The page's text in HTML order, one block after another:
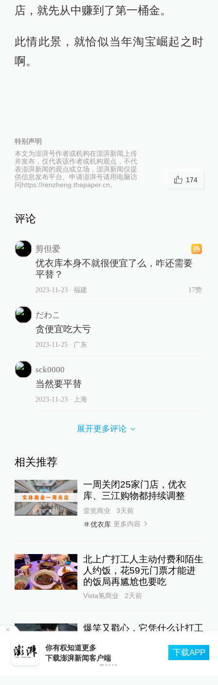
店，就先从中赚到了第一桶金。
此情此景，就恰似当年淘宝崛起之时
啊。
特别声明
本文为澎湃号作者或机构在澎湃新闻上传
并发布，仅代表该作者或机构观点，不代
表澎湃新闻的观点或立场，澎湃新闻仅提
供信息发布平台。申请澎湃号请用电脑访
问https://renzheng.thepaper.cn。
174
评论
剪但爱
优衣库本身不就很便宜了么，咋还需要
平替？
2023-11-23∙ 福建 17赞
だわこ
贪便宜吃大亏
2023-11-25∙ 广东
sck0000
当然要平替
2023-11-23∙ 上海
展开更多评论
相关推荐
一周关闭25家门店，优衣
库、三江购物都持续调整
壹览商业
3天前
优衣库 更多内容
北上广打工人主动付费和陌生
人约饭，花59元门票才能进
的饭局再尴尬也要吃
Vista氢商业 2天前
爆笑又戳心，它凭什么让打工
书单SHUDAN
河南省2026年“三支一扶”笔试成绩作废，将重新
组织笔试